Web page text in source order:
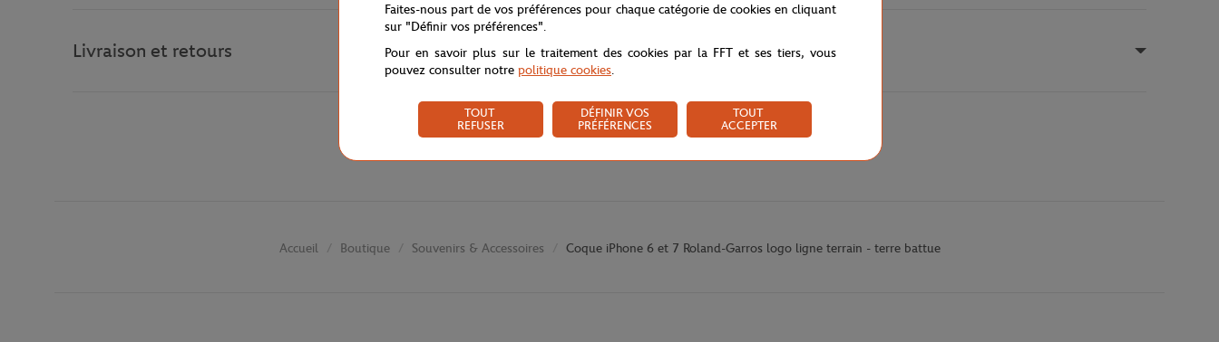
Livraison et retours
Accueil Boutique Souvenirs & Accessoires Coque iPhone 6 et 7 Roland-Garros logo ligne terrain - terre battue
Faites-nous part de vos préférences pour chaque catégorie de cookies en cliquant
sur "Définir vos préférences".
Pour en savoir plus sur le traitement des cookies par la FFT et ses tiers, vous
pouvez consulter notre politique cookies.
TOUT
REFUSER
DÉFINIR VOS
PRÉFÉRENCES
TOUT
ACCEPTER